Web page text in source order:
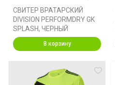
СВИТЕР ВРАТАРСКИЙ
DIVISION PERFORMDRY GK
SPLASH, ЧЕРНЫЙ
В корзину